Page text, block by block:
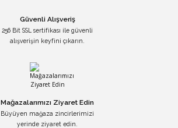
Güvenli Alışveriş
256 Bit SSL sertifikası ile güvenli
alışverişin keyfini çıkarın.
Mağazalarımızı Ziyaret Edin
Büyüyen mağaza zincirlerimizi
yerinde ziyaret edin.